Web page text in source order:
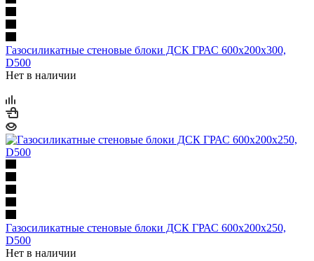
Газосиликатные стеновые блоки ДСК ГРАС 600х200х300,
D500
Нет в наличии
Газосиликатные стеновые блоки ДСК ГРАС 600х200х250,
D500
Нет в наличии